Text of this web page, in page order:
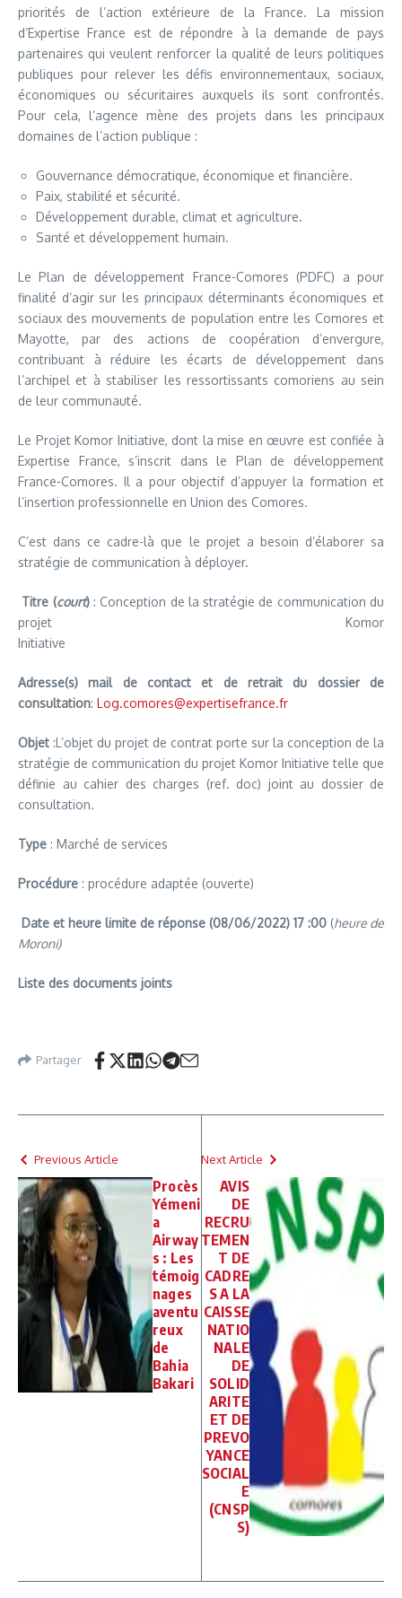
priorités de l’action extérieure de la France. La mission
d’Expertise France est de répondre à la demande de pays
partenaires qui veulent renforcer la qualité de leurs politiques
publiques pour relever les défis environnementaux, sociaux,
économiques ou sécuritaires auxquels ils sont confrontés.
Pour cela, l’agence mène des projets dans les principaux
domaines de l’action publique :
Gouvernance démocratique, économique et financière.
Paix, stabilité et sécurité.
Développement durable, climat et agriculture.
Santé et développement humain.
Le Plan de développement France-Comores (PDFC) a pour
finalité d’agir sur les principaux déterminants économiques et
sociaux des mouvements de population entre les Comores et
Mayotte, par des actions de coopération d’envergure,
contribuant à réduire les écarts de développement dans
l’archipel et à stabiliser les ressortissants comoriens au sein
de leur communauté.
Le Projet Komor Initiative, dont la mise en œuvre est confiée à
Expertise France, s’inscrit dans le Plan de développement
France-Comores. Il a pour objectif d’appuyer la formation et
l’insertion professionnelle en Union des Comores.
C’est dans ce cadre-là que le projet a besoin d’élaborer sa
stratégie de communication à déployer.
Titre (court): Conception de la stratégie de communication du
projet Komor
Adresse(s) mail de contact et de retrait du dossier
de
consultation: Log.comores@expertisefrance.fr
Objet :L’objet du projet de contrat porte sur la conception de la
stratégie de communication du projet Komor Initiative telle que
définie au cahier des charges (ref. doc) joint au dossier de
consultation.
Type : Marché de services
Procédure : procédure adaptée (ouverte)
Date et heure limite de réponse (08/06/2022) 17 :00 (heure de
Moroni)
Liste des documents joints
Partager
Previous Article
Procès
Yémeni
a
Airway
s : Les
témoig
nages
aventu
reux
de
Bahia
Bakari
Next Article
AVIS
DE
RECRU
TEMEN
T DE
CADRE
S A LA
CAISSE
NATIO
NALE
DE
SOLID
ARITE
ET DE
PREVO
YANCE
SOCIAL
E
(CNSP
S)